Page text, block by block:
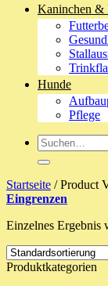
Kaninchen &
Hunde
Pflege
Suche
nach:
Startseite /Product
Eingrenzen
Einzelnes Ergebnis
Produktkategorien